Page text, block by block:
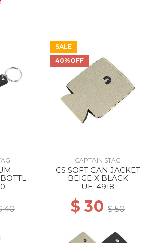
40
SALE
40%OFF
CAPTAIN STAG
CS SOFT CAN JACKET
BEIGE X BLACK
UE-4918
$ 30$ 50